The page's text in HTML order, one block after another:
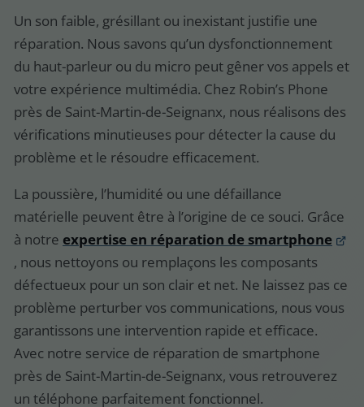
Un son faible, grésillant ou inexistant justifie une
réparation. Nous savons qu’un dysfonctionnement
du haut-parleur ou du micro peut gêner vos appels et
votre expérience multimédia. Chez Robin’s Phone
près de Saint-Martin-de-Seignanx, nous réalisons des
vérifications minutieuses pour détecter la cause du
problème et le résoudre efficacement.
La poussière, l’humidité ou une défaillance
matérielle peuvent être à l’origine de ce souci. Grâce
à notre expertise en réparation de smartphone
, nous nettoyons ou remplaçons les composants
défectueux pour un son clair et net. Ne laissez pas ce
problème perturber vos communications, nous vous
garantissons une intervention rapide et efficace.
Avec notre service de réparation de smartphone
près de Saint-Martin-de-Seignanx, vous retrouverez
un téléphone parfaitement fonctionnel.